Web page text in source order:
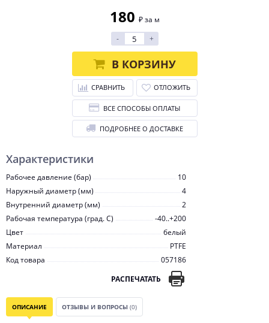
Характеристики
Рабочее давление (бар)
10
Наружный диаметр (мм)
4
Внутренний диаметр (мм)
2
Рабочая температура (град. C)
-40..+200
Цвет
белый
Материал
PTFE
Код товара
057186
РАСПЕЧАТАТЬ
180 ₽ за м
-
+
В КОРЗИНУ
СРАВНИТЬ ОТЛОЖИТЬ
ВСЕ СПОСОБЫ ОПЛАТЫ
ПОДРОБНЕЕ О ДОСТАВКЕ
ОПИСАНИЕ ОТЗЫВЫ И ВОПРОСЫ (0)